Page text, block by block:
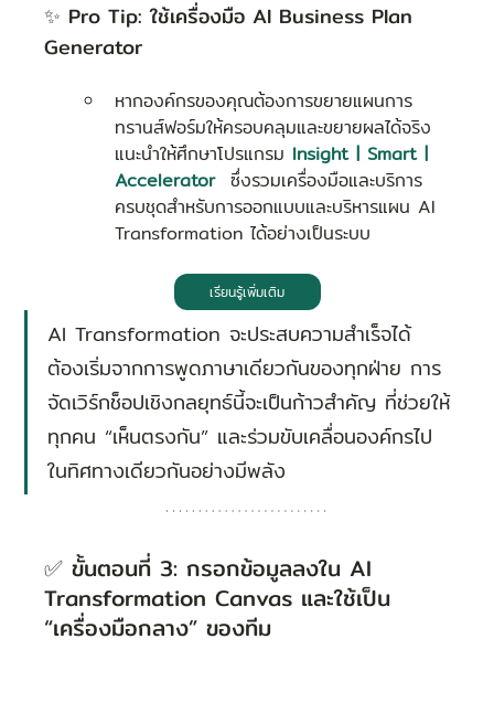
✨ Pro Tip: ใช้เครื่องมือ AI Business Plan
Generator
หากองค์กรของคุณต้องการขยายแผนการ
ทรานส์ฟอร์มให้ครอบคลุมและขยายผลได้จริง
แนะนำให้ศึกษาโปรแกรม Insight | Smart |
Accelerator ซึ่งรวมเครื่องมือและบริการ
ครบชุดสำหรับการออกแบบและบริหารแผน AI
Transformation ได้อย่างเป็นระบบ
เรียนรู้เพิ่มเติม
AI Transformation จะประสบความสำเร็จได้
ต้องเริ่มจากการพูดภาษาเดียวกันของทุกฝ่าย การ
จัดเวิร์กช็อปเชิงกลยุทธ์นี้จะเป็นก้าวสำคัญ ที่ช่วยให้
ทุกคน “เห็นตรงกัน” และร่วมขับเคลื่อนองค์กรไป
ในทิศทางเดียวกันอย่างมีพลัง
✅ ขั้นตอนที่ 3: กรอกข้อมูลลงใน AI
Transformation Canvas และใช้เป็น
“เครื่องมือกลาง” ของทีม